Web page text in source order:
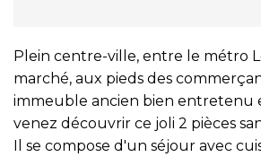
Plein centre-ville, entre le métro
marché, aux pieds des
immeuble ancien bien entretenu
venez découvrir ce joli 2 pièces
Il se compose d'un séjour avec